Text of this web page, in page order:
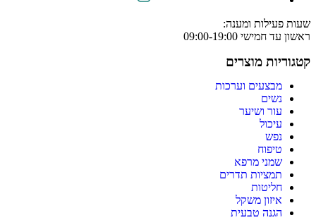
שעות פעילות ומענה:
ראשון עד חמישי 09:00-19:00
קטגוריות מוצרים
מבצעים וערכות
נשים
עור ושיער
עיכול
נפש
טיפוח
שמני מרפא
תמציות תדרים
חליטות
איזון משקל
הגנה טבעית